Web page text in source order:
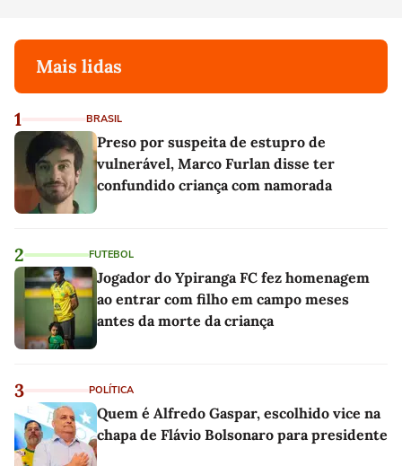
Mais lidas
1 BRASIL
Preso por suspeita de estupro de
vulnerável, Marco Furlan disse ter
confundido criança com namorada
2 FUTEBOL
Jogador do Ypiranga FC fez homenagem
ao entrar com filho em campo meses
antes da morte da criança
3 POLÍTICA
Quem é Alfredo Gaspar, escolhido vice na
chapa de Flávio Bolsonaro para presidente